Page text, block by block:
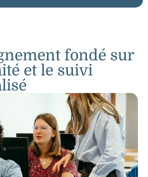
fondé sur
et le suivi